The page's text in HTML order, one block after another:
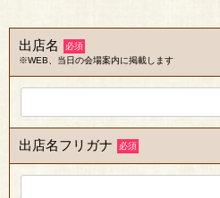
出店名
必須
※WEB、当日の会場案内に掲載します
出店名フリガナ 必須